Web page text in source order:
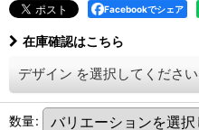
Facebookでシェア
在庫確認はこちら
デザイン を選択してください
数量: